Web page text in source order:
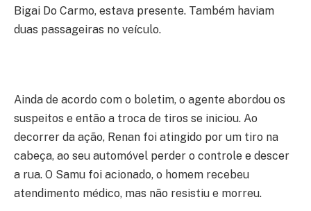
Bigai Do Carmo, estava presente. Também haviam
duas passageiras no veículo.
Ainda de acordo com o boletim, o agente abordou os
suspeitos e então a troca de tiros se iniciou. Ao
decorrer da ação, Renan foi atingido por um tiro na
cabeça, ao seu automóvel perder o controle e descer
a rua. O Samu foi acionado, o homem recebeu
atendimento médico, mas não resistiu e morreu.